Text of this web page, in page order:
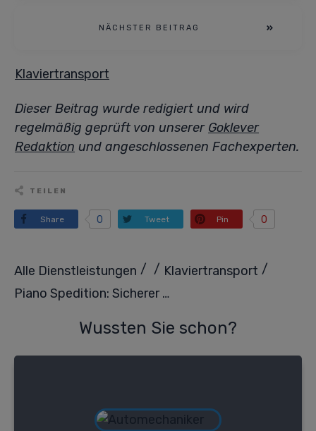
NÄCHSTER BEITRAG
Klaviertransport
Dieser Beitrag wurde redigiert und wird
regelmäßig geprüft von unserer Goklever
Redaktion und angeschlossenen Fachexperten.
TEILEN
Share 0 Tweet Pin 0
Alle Dienstleistungen / / Klaviertransport /
Piano Spedition: Sicherer Transport für Ihr wertvolles Klavier
Wussten Sie schon?